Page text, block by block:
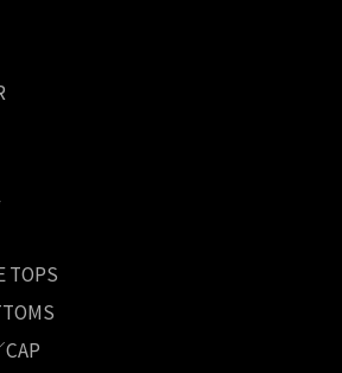
TOPS
CAP